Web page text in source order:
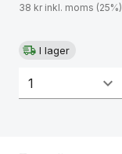
38 kr inkl. moms (25%)
I lager